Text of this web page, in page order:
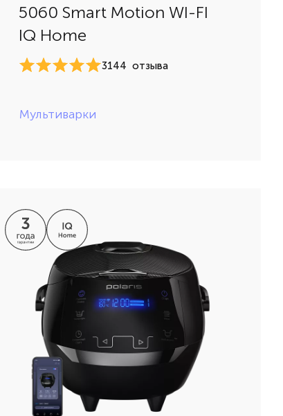
5060 Smart Motion WI-FI
IQ Home
3144 отзыва
Мультиварки